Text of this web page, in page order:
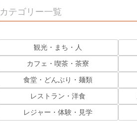
カテゴリー一覧
観光・まち・人
カフェ・喫茶・茶寮
食堂・どんぶり・麺類
レストラン・洋食
レジャー・体験・見学